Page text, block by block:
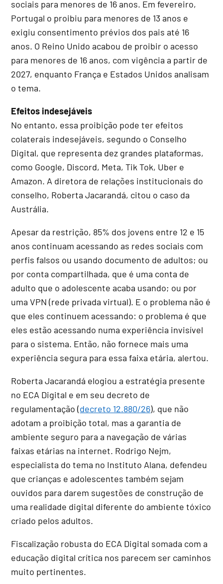
sociais para menores de 16 anos. Em fevereiro,
Portugal o proibiu para menores de 13 anos e
exigiu consentimento prévios dos pais até 16
anos. O Reino Unido acabou de proibir o acesso
para menores de 16 anos, com vigência a partir de
2027, enquanto França e Estados Unidos analisam
o tema.
Efeitos indesejáveis
No entanto, essa proibição pode ter efeitos
colaterais indesejáveis, segundo o Conselho
Digital, que representa dez grandes plataformas,
como Google, Discord, Meta, Tik Tok, Uber e
Amazon. A diretora de relações institucionais do
conselho, Roberta Jacarandá, citou o caso da
Austrália.
Apesar da restrição, 85% dos jovens entre 12 e 15
anos continuam acessando as redes sociais com
perfis falsos ou usando documento de adultos; ou
por conta compartilhada, que é uma conta de
adulto que o adolescente acaba usando; ou por
uma VPN (rede privada virtual). E o problema não é
que eles continuem acessando: o problema é que
eles estão acessando numa experiência invisível
para o sistema. Então, não fornece mais uma
experiência segura para essa faixa etária, alertou.
Roberta Jacarandá elogiou a estratégia presente
no ECA Digital e em seu decreto de
regulamentação (decreto 12.880/26), que não
adotam a proibição total, mas a garantia de
ambiente seguro para a navegação de várias
faixas etárias na internet. Rodrigo Nejm,
especialista do tema no Instituto Alana, defendeu
que crianças e adolescentes também sejam
ouvidos para darem sugestões de construção de
uma realidade digital diferente do ambiente tóxico
criado pelos adultos.
Fiscalização robusta do ECA Digital somada com a
educação digital crítica nos parecem ser caminhos
muito pertinentes.